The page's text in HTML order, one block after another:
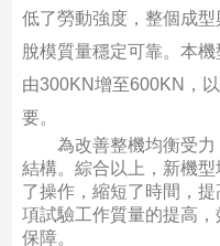
低了勞動強度，整個成
脫模質量穩定可靠。本
由300KN增至600KN，
要。
為改善整機均衡受力
結構。綜合以上，新機
了操作，縮短了時間，
項試驗工作質量的提高
保障。